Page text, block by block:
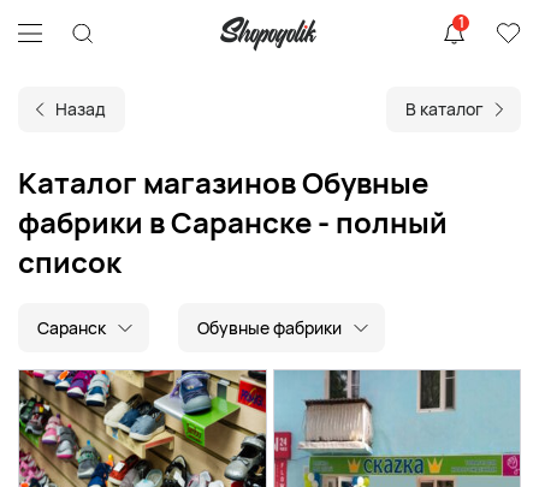
1
Назад В каталог
Каталог магазинов Обувные
фабрики в Саранске - полный
список
Саранск Обувные фабрики